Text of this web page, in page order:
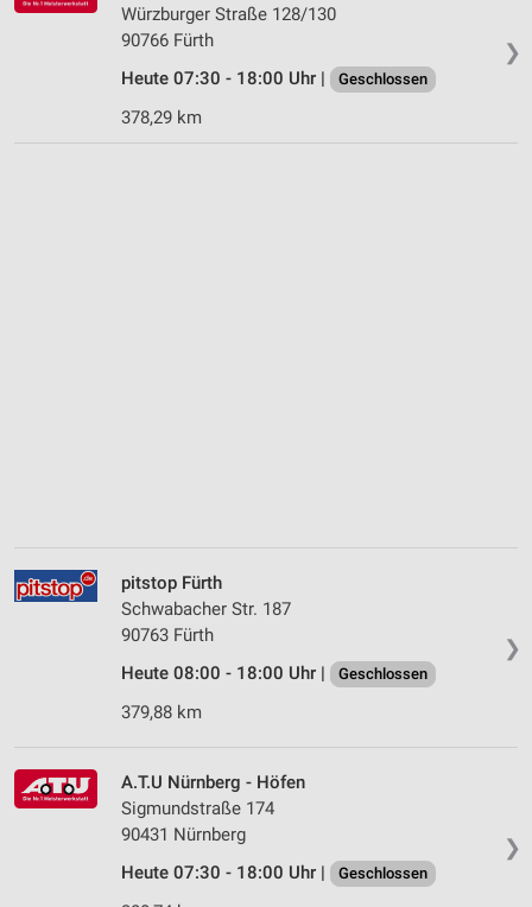
❯
Würzburger Straße 128/130
90766 Fürth
Heute 07:30 - 18:00 Uhr |
Geschlossen
378,29 km
❯
pitstop Fürth
Schwabacher Str. 187
90763 Fürth
Heute 08:00 - 18:00 Uhr |
Geschlossen
379,88 km
❯
A.T.U Nürnberg - Höfen
Sigmundstraße 174
90431 Nürnberg
Heute 07:30 - 18:00 Uhr |
Geschlossen